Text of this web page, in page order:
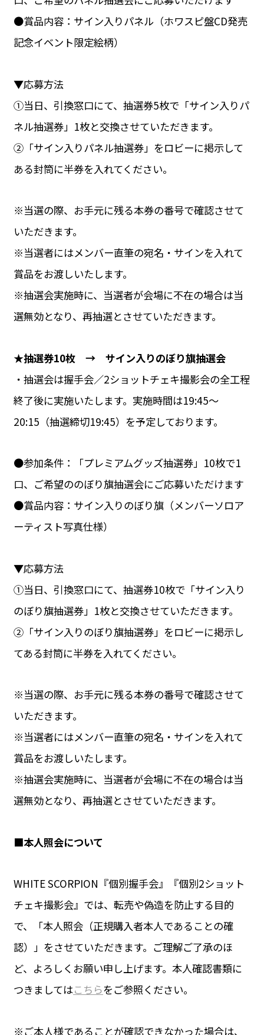
●賞品内容：サイン入りパネル（ホワスピ盤CD発売
記念イベント限定絵柄）
▼応募方法
①当日、引換窓口にて、抽選券5枚で「サイン入りパ
ネル抽選券」1枚と交換させていただきます。
②「サイン入りパネル抽選券」をロビーに掲示して
ある封筒に半券を入れてください。
※当選の際、お手元に残る本券の番号で確認させて
いただきます。
※当選者にはメンバー直筆の宛名・サインを入れて
賞品をお渡しいたします。
※抽選会実施時に、当選者が会場に不在の場合は当
選無効となり、再抽選とさせていただきます。
★抽選券10枚 → サイン入りのぼり旗抽選会
・抽選会は握手会／2ショットチェキ撮影会の全工程
終了後に実施いたします。実施時間は19:45～
20:15（抽選締切19:45）を予定しております。
●参加条件：「プレミアムグッズ抽選券」10枚で1
口、ご希望ののぼり旗抽選会にご応募いただけます
●賞品内容：サイン入りのぼり旗（メンバーソロア
ーティスト写真仕様）
▼応募方法
①当日、引換窓口にて、抽選券10枚で「サイン入り
のぼり旗抽選券」1枚と交換させていただきます。
②「サイン入りのぼり旗抽選券」をロビーに掲示し
てある封筒に半券を入れてください。
※当選の際、お手元に残る本券の番号で確認させて
いただきます。
※当選者にはメンバー直筆の宛名・サインを入れて
賞品をお渡しいたします。
※抽選会実施時に、当選者が会場に不在の場合は当
選無効となり、再抽選とさせていただきます。
■本人照会について
WHITE SCORPION『個別握手会』『個別2ショット
チェキ撮影会』では、転売や偽造を防止する目的
で、「本人照会（正規購入者本人であることの確
認）」をさせていただきます。ご理解ご了承のほ
ど、よろしくお願い申し上げます。本人確認書類に
つきましてはこちらをご参照ください。
※ご本人様であることが確認できなかった場合は、